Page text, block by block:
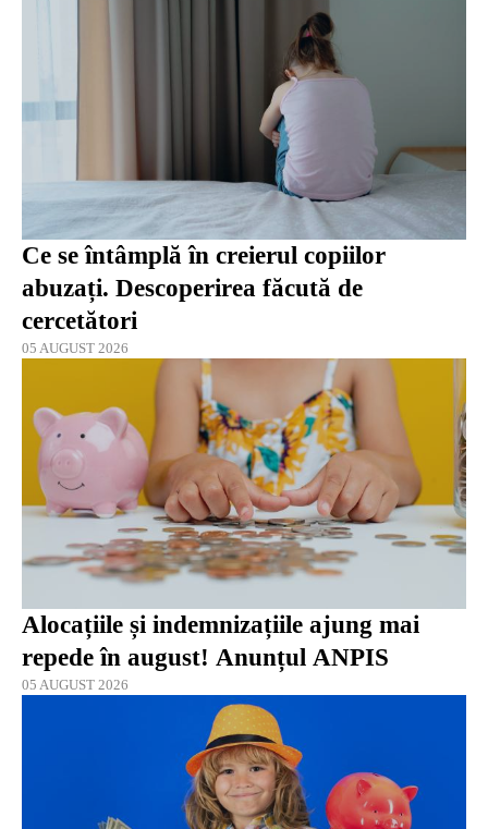
Ce se întâmplă în creierul copiilor
abuzați. Descoperirea făcută de
cercetători
05 AUGUST 2026
Alocațiile și indemnizațiile ajung mai
repede în august! Anunțul ANPIS
05 AUGUST 2026